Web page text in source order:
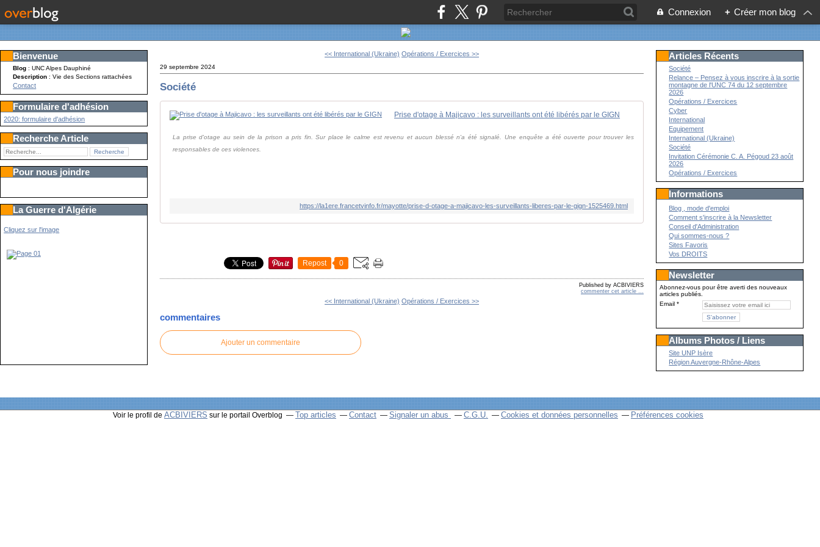
Connexion + Créer mon blog
Bienvenue
Blog : UNC Alpes Dauphiné
Description: Vie des Sections rattachées
Contact
Formulaire d'adhésion
2020: formulaire d'adhésion
Recherche Article
Pour nous joindre
La Guerre d'Algérie
Cliquez sur l'image
<< International (Ukraine) Opérations / Exercices >>
29 septembre 2024
Société
Prise d'otage à Majicavo : les surveillants ont été libérés par le GIGN
La prise d'otage au sein de la prison a pris fin. Sur place le calme est revenu et aucun blessé n'a été signalé. Une enquête a été ouverte pour trouver les
responsables de ces violences.
https://la1ere.francetvinfo.fr/mayotte/prise-d-otage-a-majicavo-les-surveillants-liberes-par-le-gign-1525469.html
Repost 0
Published by ACBIVIERS
commenter cet article
<< International (Ukraine) Opérations / Exercices >>
commentaires
Ajouter un commentaire
Articles Récents
Société
Relance – Pensez à vous inscrire à la sortie
montagne de l'UNC 74 du 12 septembre
2026
Opérations / Exercices
Cyber
International
Equipement
International (Ukraine)
Société
Invitation Cérémonie C. A. Pégoud 23 août
2026
Opérations / Exercices
Informations
Blog , mode d'emploi
Comment s'inscrire à la Newsletter
Conseil d'Administration
Qui sommes-nous ?
Sites Favoris
Vos DROITS
Newsletter
Abonnez-vous pour être averti des nouveaux
articles publiés.
Email
Albums Photos / Liens
Site UNP Isère
Région Auvergne-Rhône-Alpes
Voir le profil de ACBIVIERS sur le portail Overblog Top articles Contact Signaler un abus C.G.U. Cookies et données personnelles Préférences cookies